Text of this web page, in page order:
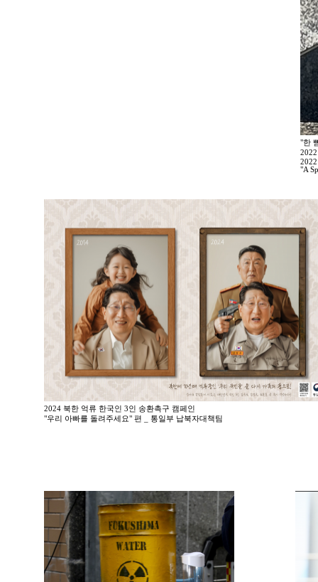
"한
"A
2024 북한 억류 한국인 3인 송환촉구 캠페인
"우리 아빠를 돌려주세요" 편 _ 통일부 납북자대책팀